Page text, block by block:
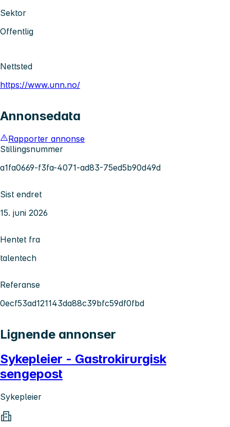
Sektor
Offentlig
Nettsted
https://www.unn.no/
Annonsedata
Rapporter annonse
Stillingsnummer
a1fa0669-f3fa-4071-ad83-75ed5b90d49d
Sist endret
15. juni 2026
Hentet fra
talentech
Referanse
0ecf53ad121143da88c39bfc59df0fbd
Lignende annonser
Sykepleier - Gastrokirurgisk
sengepost
Sykepleier